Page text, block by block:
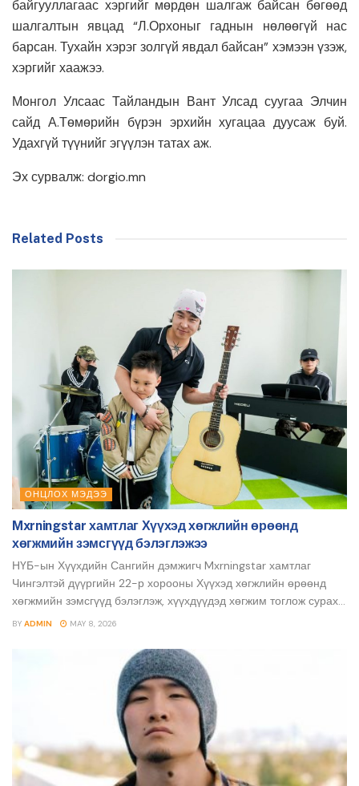
байгууллагаас хэргийг мөрдөн шалгаж байсан бөгөөд
шалгалтын явцад “Л.Орхоныг гаднын нөлөөгүй нас
барсан. Тухайн хэрэг золгүй явдал байсан” хэмээн үзэж,
хэргийг хаажээ.
Монгол Улсаас Тайландын Вант Улсад суугаа Элчин
сайд А.Төмөрийн бүрэн эрхийн хугацаа дуусаж буй.
Удахгүй түүнийг эгүүлэн татах аж.
Эх сурвалж: dorgio.mn
Related Posts
ОНЦЛОХ МЭДЭЭ
Mxrningstar хамтлаг Хүүхэд хөгжлийн өрөөнд
хөгжмийн зэмсгүүд бэлэглэжээ
НҮБ-ын Хүүхдийн Сангийн дэмжигч Mxrningstar хамтлаг
Чингэлтэй дүүргийн 22-р хорооны Хүүхэд хөгжлийн өрөөнд
хөгжмийн зэмсгүүд бэлэглэж, хүүхдүүдэд хөгжим тоглож сурах...
BY ADMIN MAY 8, 2026